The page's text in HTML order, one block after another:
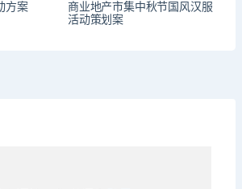
方案
商业地产市集中秋节国风汉服
活动策划案